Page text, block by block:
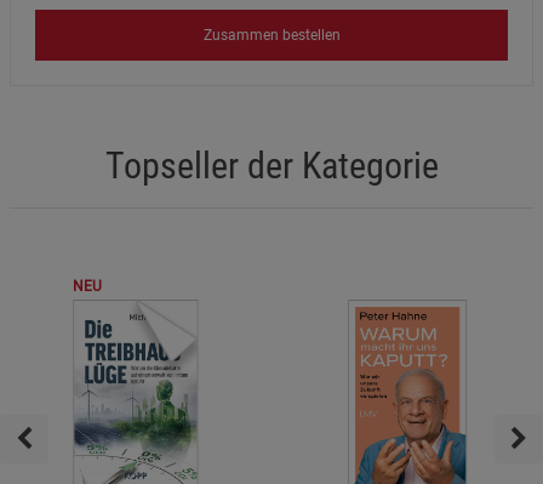
Zusammen bestellen
Topseller der Kategorie
NEU